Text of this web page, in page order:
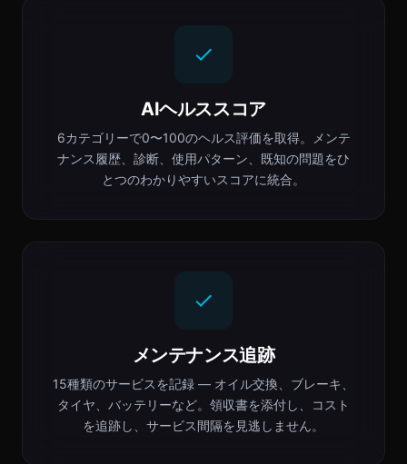
AIヘルススコア
6カテゴリーで0〜100のヘルス評価を取得。メンテ
ナンス履歴、診断、使用パターン、既知の問題をひ
とつのわかりやすいスコアに統合。
メンテナンス追跡
15種類のサービスを記録 — オイル交換、ブレーキ、
タイヤ、バッテリーなど。領収書を添付し、コスト
を追跡し、サービス間隔を見逃しません。